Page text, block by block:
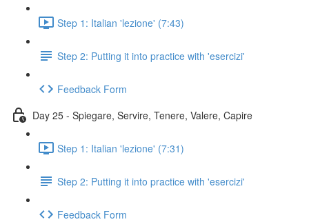
Step 1: Italian 'lezione' (7:43)
Step 2: Putting it into practice with 'esercizi'
Feedback Form
Day 25 - Spiegare, Servire, Tenere, Valere, Capire
Step 1: Italian 'lezione' (7:31)
Step 2: Putting it into practice with 'esercizi'
Feedback Form